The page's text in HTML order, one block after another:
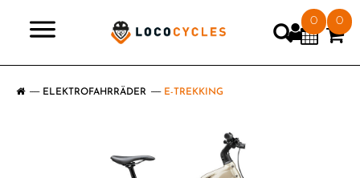
0 0
ELEKTROFAHRRÄDER E-TREKKING